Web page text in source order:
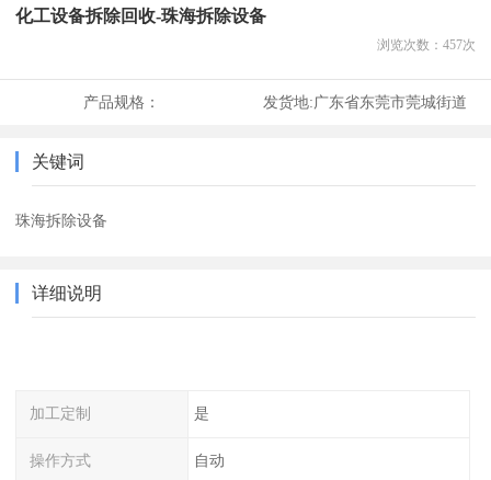
化工设备拆除回收-珠海拆除设备
浏览次数： 457次
产品规格： 发货地:广东省东莞市莞城街道
关键词
珠海拆除设备
详细说明
加工定制 是
操作方式 自动